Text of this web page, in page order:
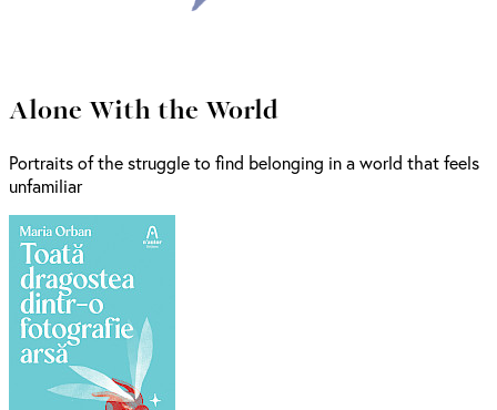
Alone With the World
Portraits of the struggle to find belonging in a world that feels
unfamiliar